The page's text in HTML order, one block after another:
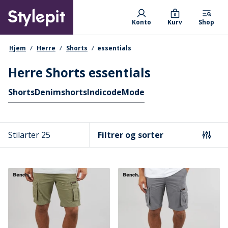
main
content
Primary departments
Konto Kurv
0
Shop
navigationssti
Hjem Herre Shorts essentials
Herre Shorts essentials
Hurtige links
ShortsDenimshortsIndicodeMode
Stilarter 25 Filtrer og sorter